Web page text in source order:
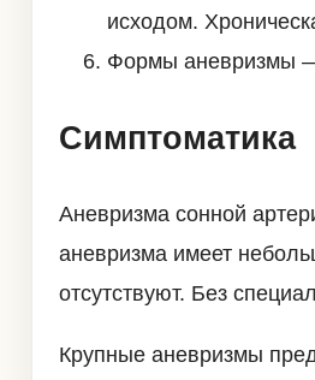
исходом.
Формы аневризмы —
Симптоматика
Аневризма сонной
аневризма имеет
отсутствуют. Без
Крупные аневризмы